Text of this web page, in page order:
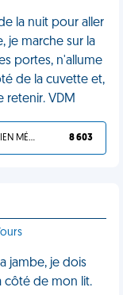
la nuit pour aller
je marche sur la
portes, n'allume
de la cuvette et,
retenir. VDM
TU L'AS BIEN MÉRITÉ 8 603
jambe, je dois
côté de mon lit.